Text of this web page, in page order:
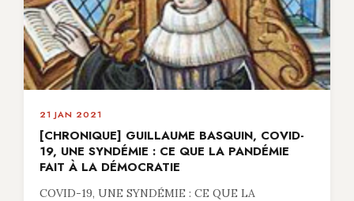
21 JAN 2021
[CHRONIQUE] GUILLAUME BASQUIN, COVID-
19, UNE SYNDÉMIE : CE QUE LA PANDÉMIE
FAIT À LA DÉMOCRATIE
COVID-19, UNE SYNDÉMIE : CE QUE LA